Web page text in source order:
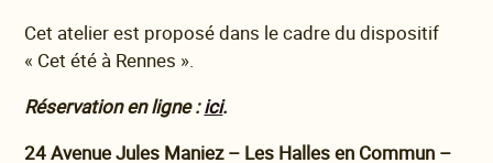
Cet atelier est proposé dans le cadre du dispositif
« Cet été à Rennes ».
Réservation en ligne :ici.
24 Avenue Jules Maniez – Les Halles en Commun –